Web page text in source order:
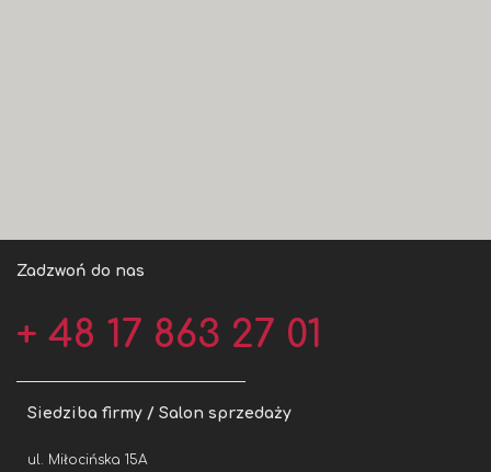
Zadzwoń do nas
+ 48 17 863 27 01
Siedziba firmy / Salon sprzedaży
ul. Miłocińska 15A